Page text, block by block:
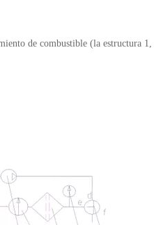
de combustible (la estructura